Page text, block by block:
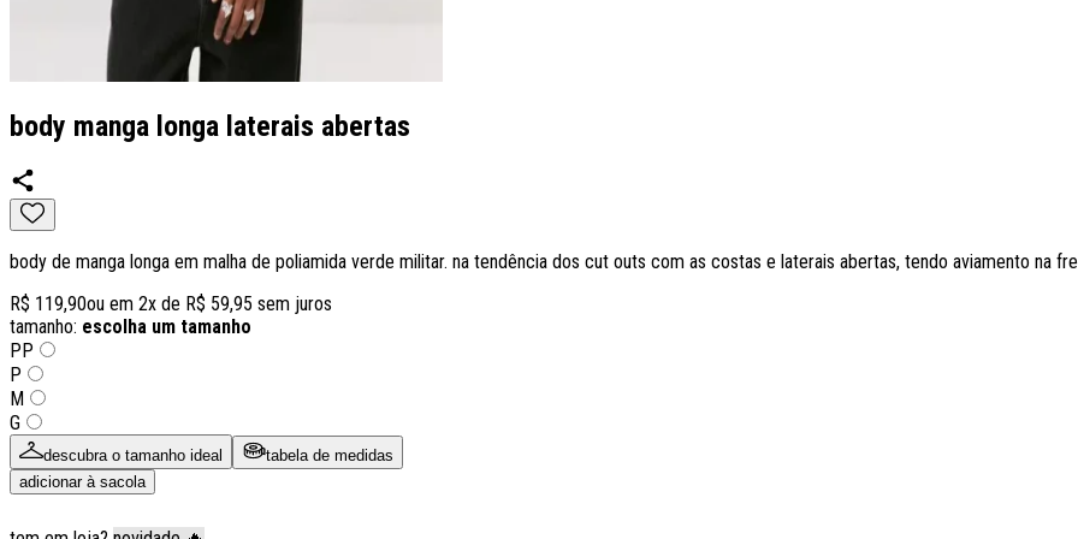
body manga longa laterais abertas
body de manga longa em malha de poliamida verde militar. na tendência dos cut outs com as costas e laterais abertas, tendo aviamento na
R$ 119,90ou em 2x de R$ 59,95 sem juros
tamanho: escolha um tamanho
PP
P
M
G
descubra o tamanho ideal
tabela de medidas
adicionar à sacola